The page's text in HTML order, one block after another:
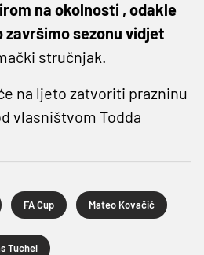
na okolnosti , odakle
završimo sezonu vidjet
stručnjak.
na ljeto zatvoriti prazninu
vlasništvom Todda
FA Cup Mateo Kovačić
Tuchel